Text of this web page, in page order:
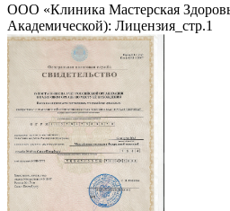
ООО «Клиника Мастерская
Академической): Лицензия_стр.1